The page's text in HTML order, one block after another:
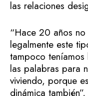
las relaciones
“Hace 20 años
legalmente este
tampoco
las palabras para
viviendo, porque
dinámica